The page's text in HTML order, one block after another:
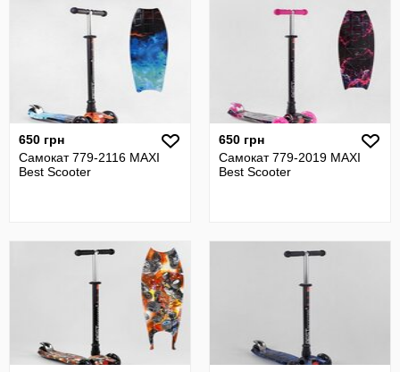
650 грн
Самокат 779-2116 MAXI
Best Scooter
650 грн
Самокат 779-2019 MAXI
Best Scooter